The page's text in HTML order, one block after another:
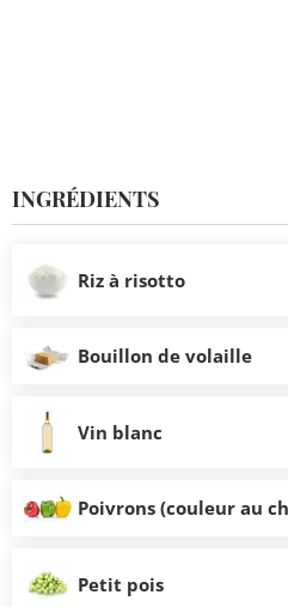
INGRÉDIENTS
Riz à risotto
Bouillon de volaille
Vin blanc
Poivrons (couleur au
Petit pois